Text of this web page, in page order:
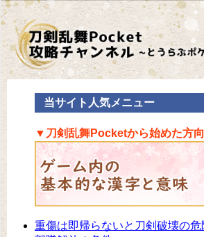
当サイト人気メニュー
▼刀剣乱舞Pocketから始めた方
重傷は即帰らないと刀剣破壊の危